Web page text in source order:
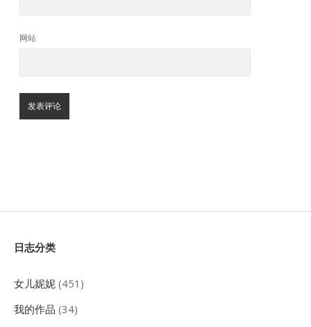
网站
Sidebar
日志分类
女儿妮妮 (451)
我的作品 (34)